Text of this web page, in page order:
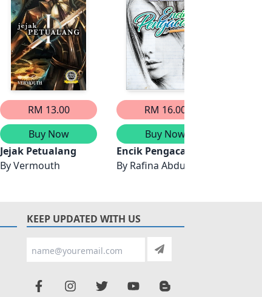
RM 13.00
Buy Now
Jejak Petualang
ByVermouth
RM 16.00
Buy Now
Encik Pengacau
By Rafina Abdullah
KEEP UPDATED WITH US